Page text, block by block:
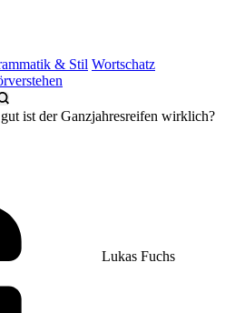
& Stil Wortschatz
ist der Ganzjahresreifen wirklich?
Lukas Fuchs